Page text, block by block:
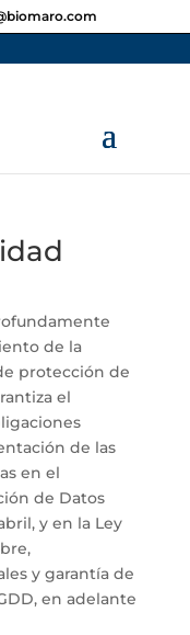
de la
protección de
el
de las
en el
de Datos
y en la Ley
y garantía de
en adelante